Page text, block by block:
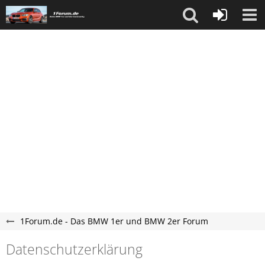
1Forum.de - Das BMW 1er und BMW 2er Forum
Datenschutzerklärung